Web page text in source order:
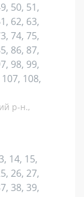
50, 51,
62, 63,
74, 75,
86, 87,
98, 99,
108,
р-н.,
14, 15,
26, 27,
38, 39,